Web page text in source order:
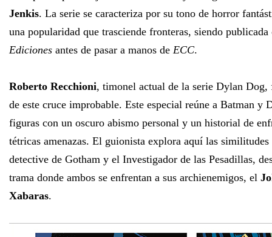
Jenkis. La serie se caracteriza por su tono de horror
una popularidad que trasciende fronteras, siendo
Ediciones antes de pasar a manos de ECC.
Roberto Recchioni, timonel actual de la serie Dylan Dog,
de este cruce improbable. Este especial reúne a Batman y
figuras con un oscuro abismo personal y un historial de
tétricas amenazas. El guionista explora aquí las similitudes
detective de Gotham y el Investigador de las Pesadillas,
trama donde ambos se enfrentan a sus archienemigos, el
Xabaras.